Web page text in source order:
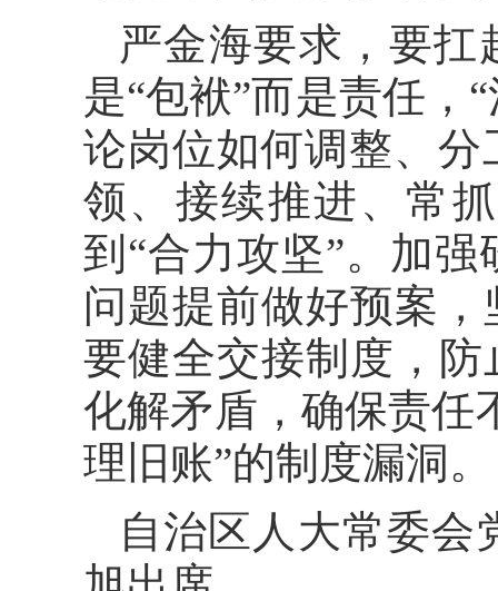
严金海要求，要扛
是“包袱”而是责任，
论岗位如何调整、
领、接续推进、常
到“合力攻坚”。加
问题提前做好预案
要健全交接制度，
化解矛盾，确保责任
理旧账”的制度漏洞。
自治区人大常委会